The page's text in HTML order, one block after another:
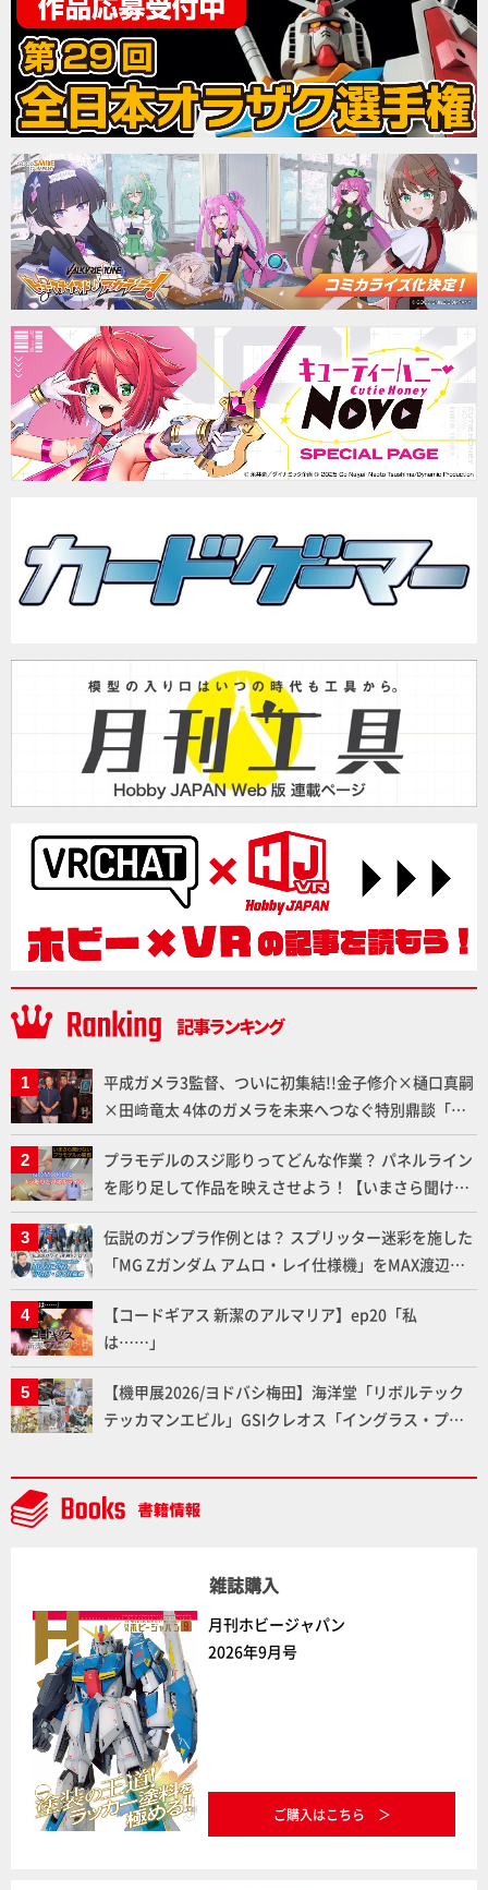
平成ガメラ3監督、ついに初集結!!金子修介×樋口真嗣
×田﨑竜太 4体のガメラを未来へつなぐ特別鼎談「ガ
メラ永久保存化プロジェクト FINAL」
プラモデルのスジ彫りってどんな作業？ パネルライン
を彫り足して作品を映えさせよう！【いまさら聞けな
いプラモデルの基礎：スジ彫りとパネルライン】
伝説のガンプラ作例とは？ スプリッター迷彩を施した
「MG Zガンダム アムロ・レイ仕様機」をMAX渡辺が
ふたたび塗る!!【試し読み】
【コードギアス 新潔のアルマリア】ep20「私
は……」
【機甲展2026/ヨドバシ梅田】海洋堂「リボルテック
テッカマンエビル」GSIクレオス「イングラス・プラ
ファイン「TANK KONG2」など最新メカアイテム展示
レポート【Side B】
雑誌購入
月刊ホビージャパン
2026年9月号
ご購入はこちら